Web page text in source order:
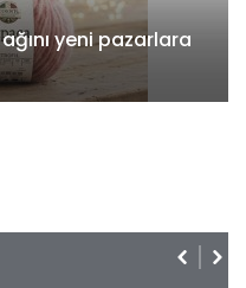
yeni pazarlara